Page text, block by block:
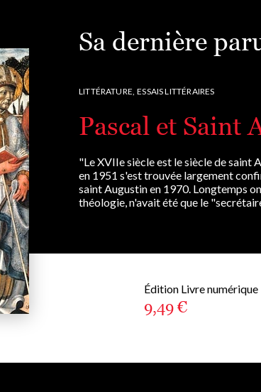
Sa dernière
LITTÉRATURE, ESSAIS LITTÉRAIRES
Pascal et Saint
"Le XVIIe siècle est le siècle de saint
en 1951 s'est trouvée largement
saint Augustin en 1970. Longtemps
théologie, n'avait été que le
Édition Livre numérique
9,49 €